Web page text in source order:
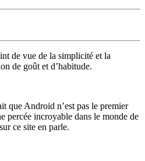
de vue de la simplicité et la
de goût et d’habitude.
que Android n’est pas le premier
percée incroyable dans le monde de
ce site en parle.